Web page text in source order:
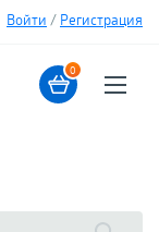
Войти / Регистрация
0